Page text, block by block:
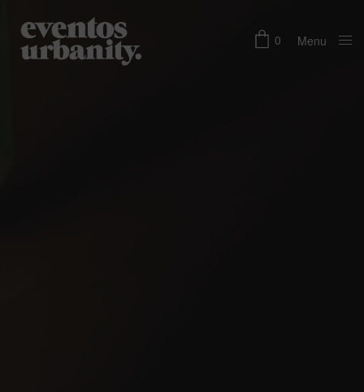
0 Menu